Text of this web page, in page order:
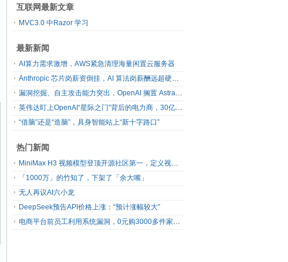
互联网最新文章
MVC3.0 中Razor 学习
最新新闻
AI算力需求激增，AWS紧急清理海量闲置云服务器
Anthropic 芯片岗薪资倒挂，AI 算法岗薪酬远超硬件工程师
漏洞挖掘、自主攻击能力突出，OpenAI 搁置 Astra 模型发布
英伟达盯上OpenAI“星际之门”背后的电力商，30亿美元直接入股
“借脑”还是“造脑”，具身智能站上“新十字路口”
热门新闻
MiniMax H3 视频模型登顶开源社区第一，定义视频模型领域“斩杀线”
「1000万」的竹知了，下架了「余大嘴」
无人再议AI六小龙
DeepSeek预告API价格上涨：“预计涨幅较大”
电商平台前员工利用系统漏洞，0元购3000多件家电！